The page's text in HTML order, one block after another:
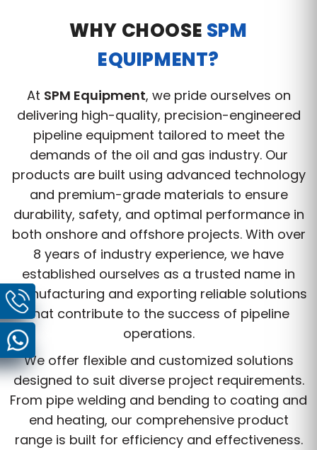
WHY CHOOSE SPM
EQUIPMENT?
At SPM Equipment, we pride ourselves on
delivering high-quality, precision-engineered
pipeline equipment tailored to meet the
demands of the oil and gas industry. Our
products are built using advanced technology
and premium-grade materials to ensure
durability, safety, and optimal performance in
both onshore and offshore projects. With over
8 years of industry experience, we have
established ourselves as a trusted name in
manufacturing and exporting reliable solutions
that contribute to the success of pipeline
operations.
We offer flexible and customized solutions
designed to suit diverse project requirements.
From pipe welding and bending to coating and
end heating, our comprehensive product
range is built for efficiency and effectiveness.